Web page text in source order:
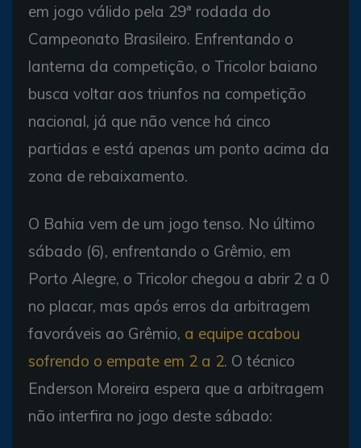
em jogo válido pela 29ª rodada do
Campeonato Brasileiro. Enfrentando o
lanterna da competição, o Tricolor baiano
busca voltar aos triunfos na competição
nacional, já que não vence há cinco
partidas e está apenas um ponto acima da
zona de rebaixamento.
O Bahia vem de um jogo tenso. No último
sábado (6), enfrentando o Grêmio, em
Porto Alegre, o Tricolor chegou a abrir 2 a 0
no placar, mas após erros da arbitragem
favoráveis ao Grêmio, a equipe acabou
sofrendo o empate em 2 a 2. O técnico
Enderson Moreira espera que a arbitragem
não interfira no jogo deste sábado: